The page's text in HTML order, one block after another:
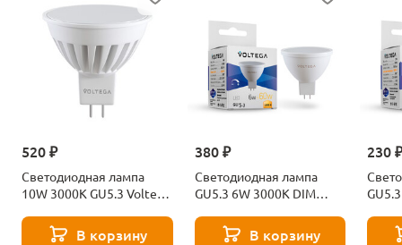
520 ₽
Светодиодная лампа
10W 3000K GU5.3 Voltega
В корзину
380 ₽
Светодиодная лампа
GU5.3 6W 3000K DIM
В корзину
230